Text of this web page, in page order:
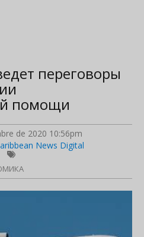
переговоры
помощи
de 2020 10:56pm
News Digital